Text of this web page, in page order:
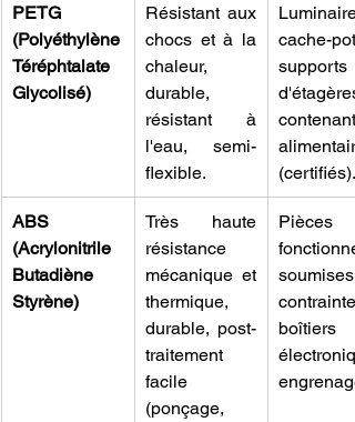
PETG
(Polyéthylène
Téréphtalate
Glycolisé)
Résistant aux
chocs et à la
chaleur,
durable,
résistant à
l'eau, semi-
flexible.
cache-
supports
d'étagères,
contenants
(certifiés).
ABS
(Acrylonitrile
Butadiène
Styrène)
Très haute
résistance
mécanique et
thermique,
durable, post-
traitement
facile
(ponçage,
Pièces
boîtiers